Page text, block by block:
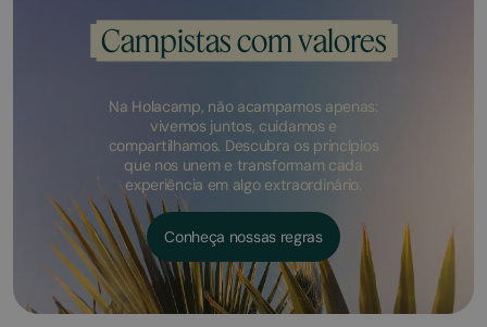
Campistas com valores
Na Holacamp, não acampamos apenas:
vivemos juntos, cuidamos e
compartilhamos. Descubra os princípios
que nos unem e transformam cada
experiência em algo extraordinário.
Conheça nossas regras